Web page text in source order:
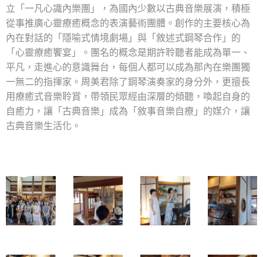
立「一凡心識內樂團」，為國內少數以古典音樂展演，積極
從事推廣心靈療癒概念的表演藝術團體。創作的主要核心為
內在對話的「隱喻式情境劇場」與「敘述式鋼琴合作」的
「心靈療癒饗宴」。團名的概念是期許聆聽者能成為單一、
平凡，走進心的意識舞台，每個人都可以成為那內在樂團獨
一無二的指揮家。周美君除了鋼琴演奏家的身分外，更擅長
用療癒式音樂聆賞，帶領民眾經由深層的傾聽，喚起自身的
自癒力，讓「古典音樂」成為「敘事音樂自療」的媒介，讓
古典音樂生活化。